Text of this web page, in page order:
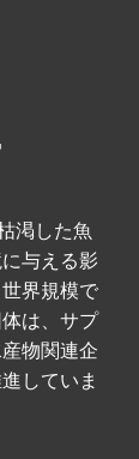
渇した魚
与える影
界規模で
は、サプ
物関連企
していま